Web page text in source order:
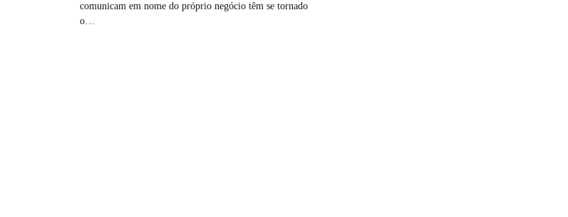
comunicam em nome do próprio negócio têm se tornado
o…